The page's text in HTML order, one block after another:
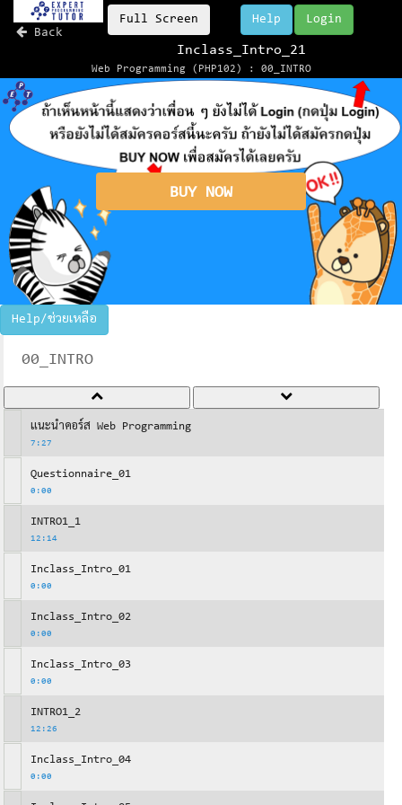
Back
Full Screen Login
Help
Inclass_Intro_21
Web Programming (PHP102) : 00_INTRO
BUY NOW
Help/ช่วยเหลือ
00_INTRO
แนะนำคอร์ส Web Programming
7:27
Questionnaire_01
0:00
INTRO1_1
12:14
Inclass_Intro_01
0:00
Inclass_Intro_02
0:00
Inclass_Intro_03
0:00
INTRO1_2
12:26
Inclass_Intro_04
0:00